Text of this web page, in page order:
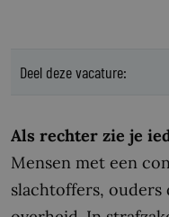
Deel deze vacature:
Als rechter zie je
Mensen met een
slachtoffers,